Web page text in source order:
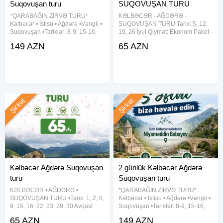
Suqovuşan turu
*QARABAĞIN ZİRVƏ TURU*
Kəlbəcər • İstisu • Ağdərə •Vəngli •
Suqovuşan •Tarixlər: 8-9, 15-16,
Riverside hotel (*4): 149 azn
149 AZN
SUQOVUŞAN TURU
KƏLBƏCƏR - AĞDƏRƏ -
SUQOVUŞAN TURU Tarix: 5, 12,
19, 26 İyul Qiymət: Ekonom Paket -
Qiymətə daxildir: Səhər yeməyi
65 AZN
Kəlbəcər Ağdərə Suqovuşan
turu
KƏLBƏCƏR • AĞDƏRƏ •
SUQOVUŞAN TURU •Tarix: 1, 2, 8,
9, 15, 16, 22, 23, 29, 30 Avqust
Şirkət
65 AZN
2 günlük Kəlbəcər Ağdərə
Suqovuşan turu
*QARABAĞIN ZİRVƏ TURU*
Kəlbəcər • İstisu • Ağdərə •Vəngli •
Suqovuşan •Tarixlər: 8-9, 15-16,
Şirkət
149 AZN